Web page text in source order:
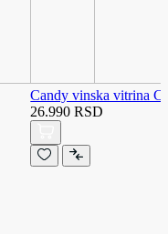
Candy vinska vitrina
26.990 RSD